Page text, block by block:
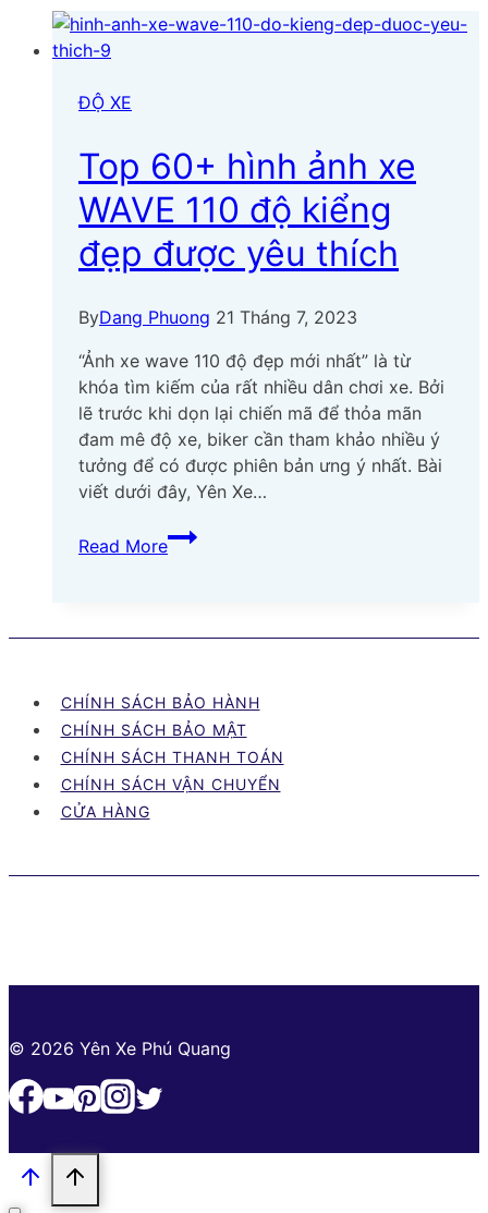
ĐỘ XE
Top 60+ hình ảnh xe
WAVE 110 độ kiểng
đẹp được yêu thích
ByDang Phuong 21 Tháng 7, 2023
“Ảnh xe wave 110 độ đẹp mới nhất” là từ
khóa tìm kiếm của rất nhiều dân chơi xe. Bởi
lẽ trước khi dọn lại chiến mã để thỏa mãn
đam mê độ xe, biker cần tham khảo nhiều ý
tưởng để có được phiên bản ưng ý nhất. Bài
viết dưới đây, Yên Xe…
Read More
Top
60+
xe
110
độ
kiểng
đẹp
được
CHÍNH SÁCH BẢO HÀNH
CHÍNH SÁCH BẢO MẬT
CHÍNH SÁCH THANH TOÁN
CHÍNH SÁCH VẬN CHUYỂN
CỬA HÀNG
© 2026 Yên Xe Phú Quang